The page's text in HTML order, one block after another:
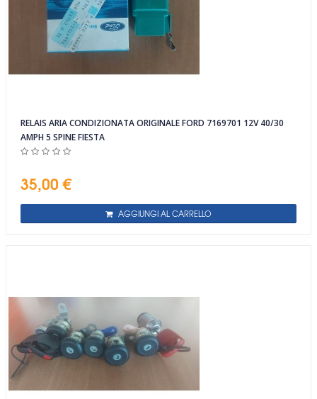
RELAIS ARIA CONDIZIONATA ORIGINALE FORD 7169701 12V 40/30
AMPH 5 SPINE FIESTA
35,00 €
AGGIUNGI AL CARRELLO